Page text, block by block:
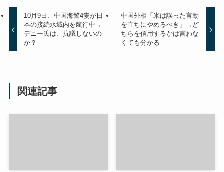
10月9日、中国海警4隻が日
本の接続水域内を航行中→
デニー氏は、抗議しないの
か？
中国外相「米は誤った言動
を直ちにやめるべき」→ど
ちらを信用するかは言わな
くても分かる
関連記事